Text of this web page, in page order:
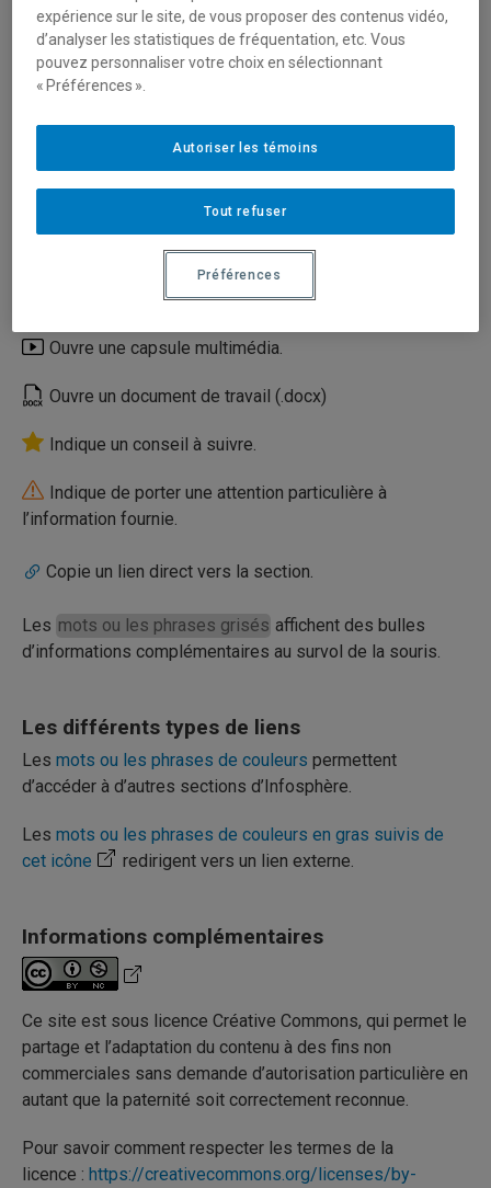
INDICATIONS SUIVANTES
Le menu
Obtenir le menu du site (version mobile).
Accéder à d’autres sites pertinents.
Affiche des sections complémentaires.
Réduit les sections complémentaires ouvertes.
Ouvre une capsule multimédia.
Ouvre un document de travail (.docx)
Indique un conseil à suivre.
Indique de porter une attention particulière à
l’information fournie.
Copie un lien direct vers la section.
Les mots ou les phrases grisés affichent des bulles
d’informations complémentaires au survol de la souris.
Les différents types de liens
Les mots ou les phrases de couleurs permettent
d’accéder à d’autres sections d’Infosphère.
Les mots ou les phrases de couleurs en gras suivis de
cet icône
redirigent vers un lien externe.
Informations complémentaires
Ce site est sous licence Créative Commons, qui permet le
partage et l’adaptation du contenu à des fins non
commerciales sans demande d’autorisation particulière en
autant que la paternité soit correctement reconnue.
Pour savoir comment respecter les termes de la
licence : https://creativecommons.org/licenses/by-
expérience sur le site, de vous proposer des contenus vidéo,
d’analyser les statistiques de fréquentation, etc. Vous
pouvez personnaliser votre choix en sélectionnant
« Préférences ».
Tout refuser
Autoriser les témoins
Préférences